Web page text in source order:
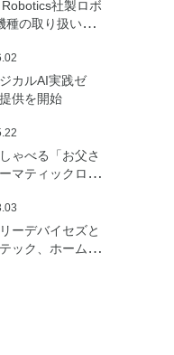
Robotics社製ロボ
種の取り扱いを開
ジカルAI実践ゼ
供を開始
ゃべる「お父さ
マティックロボ
開発
ーデバイセズと
ック、ホームセ